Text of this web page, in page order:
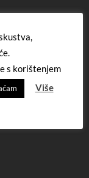
s korištenjem
Više